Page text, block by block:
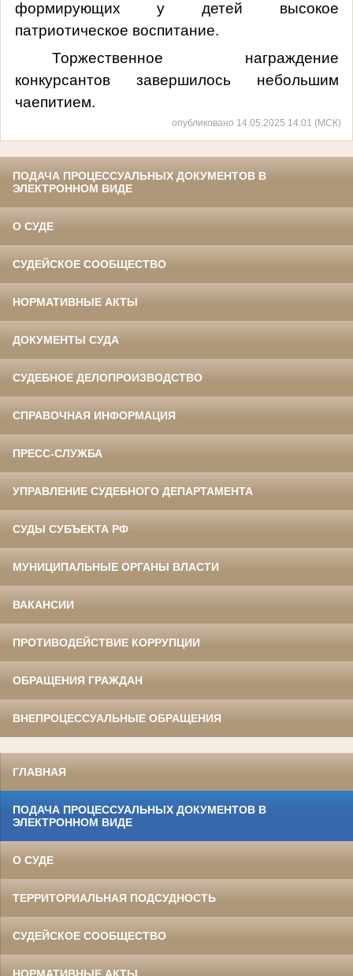
формирующих у детей высокое
патриотическое воспитание.
Торжественное награждение
конкурсантов завершилось небольшим
чаепитием.
опубликовано 14.05.2025 14:01 (МСК)
ПОДАЧА ПРОЦЕССУАЛЬНЫХ ДОКУМЕНТОВ В
ЭЛЕКТРОННОМ ВИДЕ
О СУДЕ
СУДЕЙСКОЕ СООБЩЕСТВО
НОРМАТИВНЫЕ АКТЫ
ДОКУМЕНТЫ СУДА
СУДЕБНОЕ ДЕЛОПРОИЗВОДСТВО
СПРАВОЧНАЯ ИНФОРМАЦИЯ
ПРЕСС-СЛУЖБА
УПРАВЛЕНИЕ СУДЕБНОГО ДЕПАРТАМЕНТА
СУДЫ СУБЪЕКТА РФ
МУНИЦИПАЛЬНЫЕ ОРГАНЫ ВЛАСТИ
ВАКАНСИИ
ПРОТИВОДЕЙСТВИЕ КОРРУПЦИИ
ОБРАЩЕНИЯ ГРАЖДАН
ВНЕПРОЦЕССУАЛЬНЫЕ ОБРАЩЕНИЯ
ГЛАВНАЯ
ПОДАЧА ПРОЦЕССУАЛЬНЫХ ДОКУМЕНТОВ В
ЭЛЕКТРОННОМ ВИДЕ
О СУДЕ
ТЕРРИТОРИАЛЬНАЯ ПОДСУДНОСТЬ
СУДЕЙСКОЕ СООБЩЕСТВО